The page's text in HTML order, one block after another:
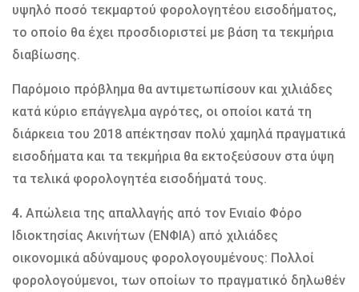
υψηλό ποσό τεκμαρτού φορολογητέου εισοδήματος,
το οποίο θα έχει προσδιοριστεί με βάση τα τεκμήρια
διαβίωσης.
Παρόμοιο πρόβλημα θα αντιμετωπίσουν και χιλιάδες
κατά κύριο επάγγελμα αγρότες, οι οποίοι κατά τη
διάρκεια του 2018 απέκτησαν πολύ χαμηλά πραγματικά
εισοδήματα και τα τεκμήρια θα εκτοξεύσουν στα ύψη
τα τελικά φορολογητέα εισοδήματά τους.
4. Απώλεια της απαλλαγής από τον Ενιαίο Φόρο
Ιδιοκτησίας Ακινήτων (ΕΝΦΙΑ) από χιλιάδες
οικονομικά αδύναμους φορολογουμένους: Πολλοί
φορολογούμενοι, των οποίων το πραγματικό δηλωθέν